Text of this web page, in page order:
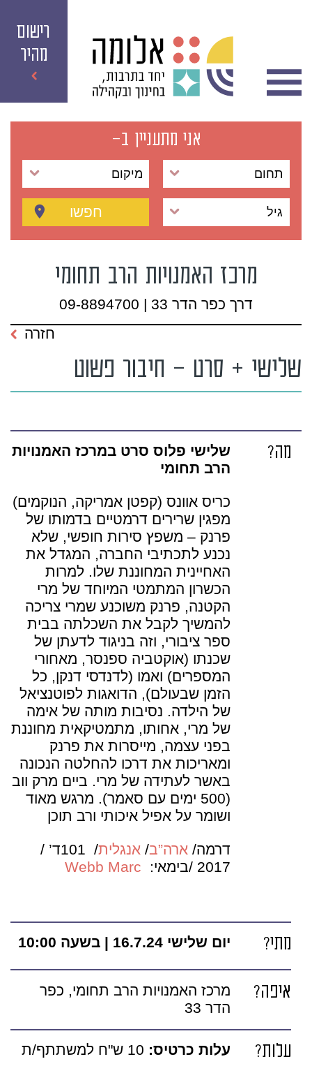
רישום
מהיר
אני מתעניין ב-
תחום מיקום
גיל חפשו
מרכז האמנויות הרב תחומי
דרך כפר הדר 33 | 09-8894700
שלישי + סרט – חיבור פשוט
חזרה
מה?
שלישי פלוס סרט במרכז האמנויות
הרב תחומי
כריס אוונס (קפטן אמריקה, הנוקמים)
מפגין שרירים דרמטיים בדמותו של
פרנק – משפץ סירות חופשי, שלא
נכנע לתכתיבי החברה, המגדל את
האחיינית המחוננת שלו. למרות
הכשרון המתמטי המיוחד של מרי
הקטנה, פרנק משוכנע שמרי צריכה
להמשיך לקבל את השכלתה בבית
ספר ציבורי, וזה בניגוד לדעתן של
שכנתו (אוקטביה ספנסר, מאחורי
המספרים) ואמו (לדנדסי דנקן, כל
הזמן שבעולם), הדואגות לפוטנציאל
של הילדה. נסיבות מותה של אימה
של מרי, אחותו, מתמטיקאית מחוננת
בפני עצמה, מייסרות את פרנק
ומאריכות את דרכו להחלטה הנכונה
באשר לעתידה של מרי. ביים מרק ווב
(500 ימים עם סאמר). מרגש מאוד
ושומר על אפיל איכותי ורב תוכן
דרמה/ארה”ב/אנגלית
/ 101ד’ /
2017 /בימאי:
Webb Marc
מתי? יום שלישי 16.7.24 | בשעה 10:00
איפה?
מרכז האמנויות הרב תחומי, כפר
הדר 33
עלות? עלות כרטיס: 10 ש"ח למשתתף/ת